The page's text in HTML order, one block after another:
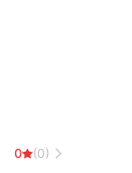
0 (0)